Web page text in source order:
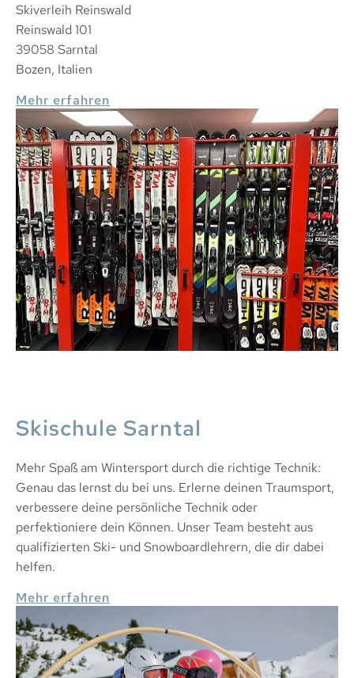
Skiverleih Reinswald
Reinswald 101
39058 Sarntal
Bozen, Italien
Mehr erfahren
Skischule Sarntal
Mehr Spaß am Wintersport durch die richtige Technik:
Genau das lernst du bei uns. Erlerne deinen Traumsport,
verbessere deine persönliche Technik oder
perfektioniere dein Können. Unser Team besteht aus
qualifizierten Ski- und Snowboardlehrern, die dir dabei
helfen.
Mehr erfahren